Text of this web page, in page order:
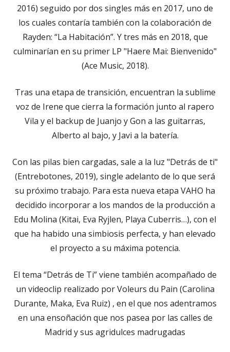
2016) seguido por dos singles más en 2017, uno de
los cuales contaría también con la colaboración de
Rayden: “La Habitación”. Y tres más en 2018, que
culminarían en su primer LP "Haere Mai: Bienvenido"
(Ace Music, 2018).
Tras una etapa de transición, encuentran la sublime
voz de Irene que cierra la formación junto al rapero
Vila y el backup de Juanjo y Gon a las guitarras,
Alberto al bajo, y Javi a la batería.
Con las pilas bien cargadas, sale a la luz "Detrás de ti"
(Entrebotones, 2019), single adelanto de lo que será
su próximo trabajo. Para esta nueva etapa VAHO ha
decidido incorporar a los mandos de la producción a
Edu Molina (Kitai, Eva Ryjlen, Playa Cuberris…), con el
que ha habido una simbiosis perfecta, y han elevado
el proyecto a su máxima potencia.
El tema “Detrás de Ti” viene también acompañado de
un videoclip realizado por Voleurs du Pain (Carolina
Durante, Maka, Eva Ruiz) , en el que nos adentramos
en una ensoñación que nos pasea por las calles de
Madrid y sus agridulces madrugadas